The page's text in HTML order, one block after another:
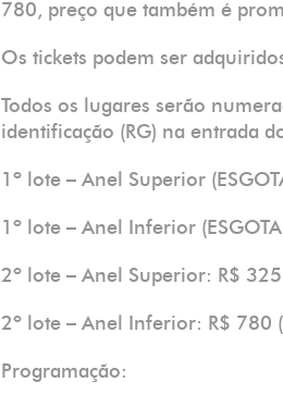
780, preço que também é
Os tickets podem ser
Todos os lugares serão
identificação (RG) na entrada
1º lote – Anel Superior
1º lote – Anel Inferior
2º lote – Anel Superior: R$
2º lote – Anel Inferior: R$ 780
Programação: